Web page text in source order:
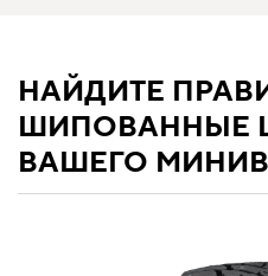
НАЙДИТЕ
ШИПОВАННЫЕ
ВАШЕГО